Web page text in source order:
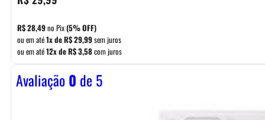
R$28,49no Pix(5% OFF)
ou em até1x deR$29,99sem juros
ou em até12x deR$3,58com juros
Avaliação0 de 5